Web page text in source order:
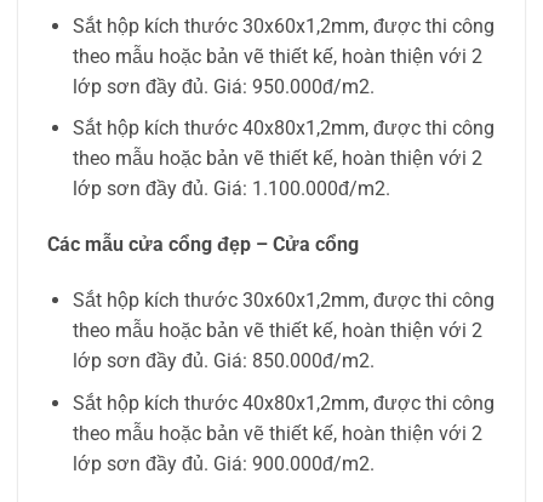
Sắt hộp kích thước 30x60x1,2mm, được thi công
theo mẫu hoặc bản vẽ thiết kế, hoàn thiện với 2
lớp sơn đầy đủ. Giá: 950.000đ/m2.
Sắt hộp kích thước 40x80x1,2mm, được thi công
theo mẫu hoặc bản vẽ thiết kế, hoàn thiện với 2
lớp sơn đầy đủ. Giá: 1.100.000đ/m2.
Các mẫu cửa cổng đẹp – Cửa cổng
Sắt hộp kích thước 30x60x1,2mm, được thi công
theo mẫu hoặc bản vẽ thiết kế, hoàn thiện với 2
lớp sơn đầy đủ. Giá: 850.000đ/m2.
Sắt hộp kích thước 40x80x1,2mm, được thi công
theo mẫu hoặc bản vẽ thiết kế, hoàn thiện với 2
lớp sơn đầy đủ. Giá: 900.000đ/m2.